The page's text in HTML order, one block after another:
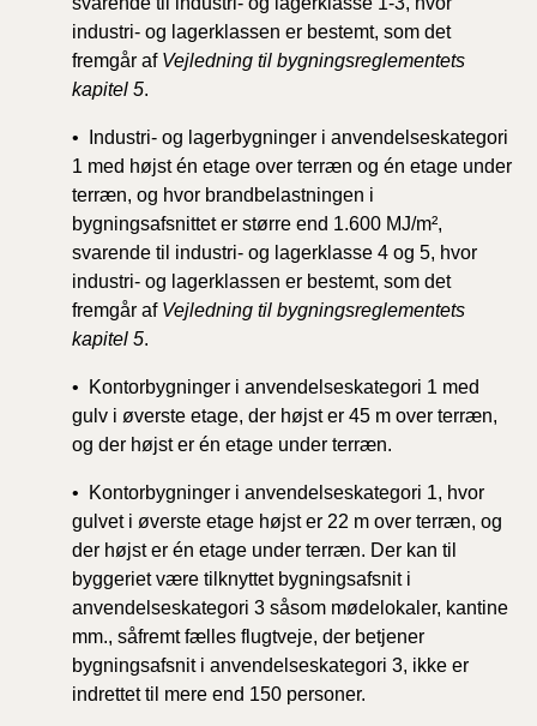
industri- og lagerklassen er bestemt, som det
fremgår af Vejledning til bygningsreglementets
kapitel 5.
• Industri- og lagerbygninger i anvendelseskategori
1 med højst én etage over terræn og én etage under
terræn, og hvor brandbelastningen i
bygningsafsnittet er større end 1.600 MJ/m²,
svarende til industri- og lagerklasse 4 og 5, hvor
industri- og lagerklassen er bestemt, som det
fremgår af Vejledning til bygningsreglementets
kapitel 5.
• Kontorbygninger i anvendelseskategori 1 med
gulv i øverste etage, der højst er 45 m over terræn,
og der højst er én etage under terræn.
• Kontorbygninger i anvendelseskategori 1, hvor
gulvet i øverste etage højst er 22 m over terræn, og
der højst er én etage under terræn. Der kan til
byggeriet være tilknyttet bygningsafsnit i
anvendelseskategori 3 såsom mødelokaler, kantine
mm., såfremt fælles flugtveje, der betjener
bygningsafsnit i anvendelseskategori 3, ikke er
indrettet til mere end 150 personer.